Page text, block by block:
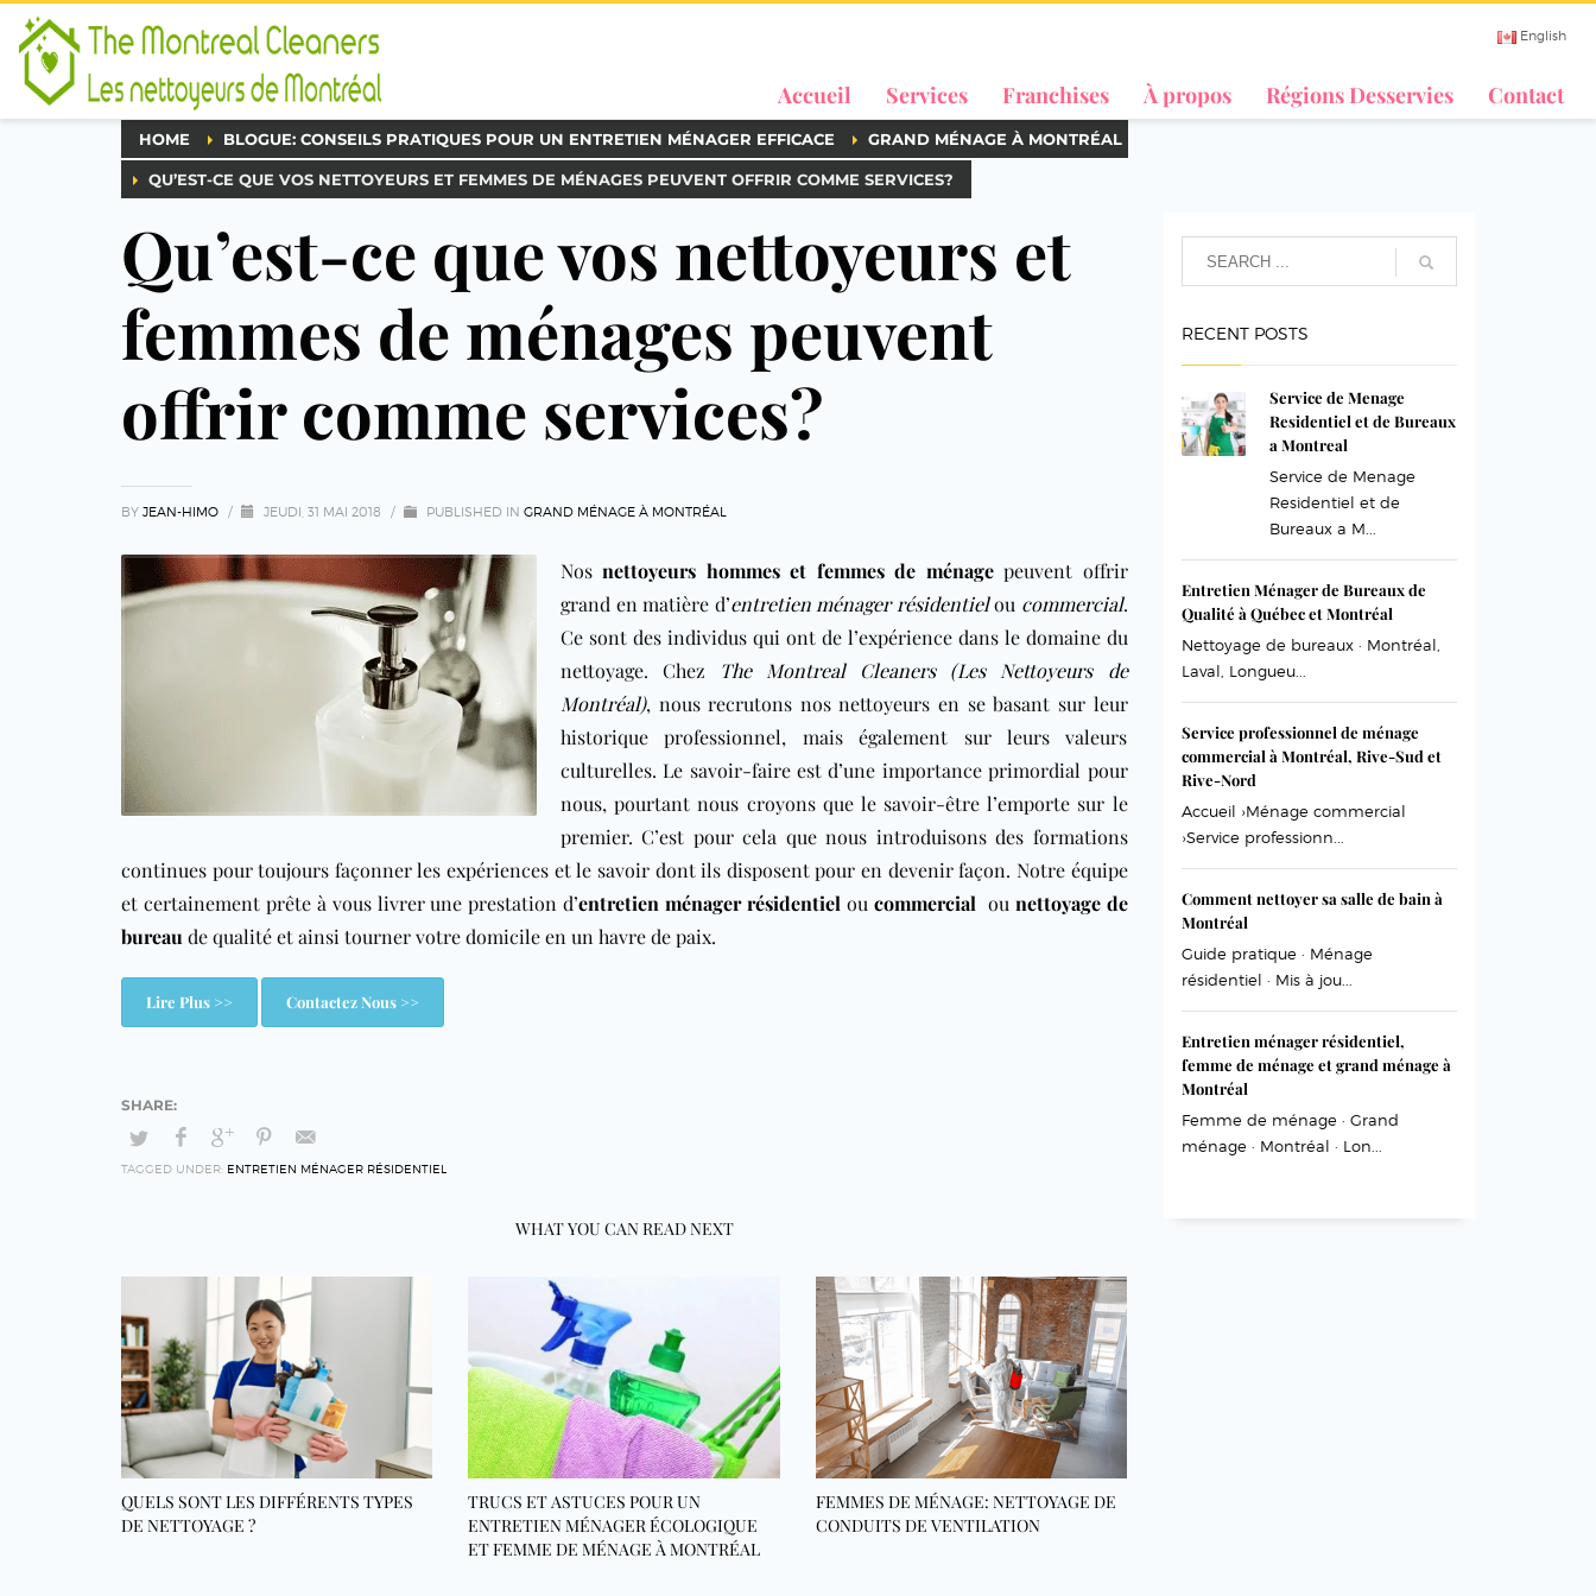
English
Accueil Services Franchises À propos Régions Desservies Contact
HOME BLOGUE: CONSEILS PRATIQUES POUR UN ENTRETIEN MÉNAGER EFFICACE GRAND MÉNAGE À MONTRÉAL
QU’EST-CE QUE VOS NETTOYEURS ET FEMMES DE MÉNAGES PEUVENT OFFRIR COMME SERVICES?
Qu’est-ce que vos nettoyeurs et
femmes de ménages peuvent
offrir comme services?
BY JEAN-HIMO / JEUDI, 31 MAI 2018 / PUBLISHED IN GRAND MÉNAGE À MONTRÉAL
Nosnettoyeurs hommes et femmes de ménagepeuvent offrir
grand en matière d’entretien ménager résidentielou commercial.
Ce sont des individus qui ont de l’expérience dans le domaine du
nettoyage. Chez The Montreal Cleaners (Les Nettoyeurs de
Montréal), nous recrutons nos nettoyeurs en se basant sur leur
historique professionnel, mais également sur leurs valeurs
culturelles. Le savoir-faire est d’une importance primordial pour
nous, pourtant nous croyons que le savoir-être l’emporte sur le
premier. C’est pour cela que nous introduisons des formations
continues pour toujours façonner les expériences et le savoir dont ils disposent pour en devenir façon. Notre équipe
et certainement prête à vous livrer une prestation d’entretien ménager résidentiel ou commercial ou nettoyage de
bureau de qualité et ainsi tourner votre domicile en un havre de paix.
Lire Plus >> Contactez Nous >>
TAGGED UNDER: ENTRETIEN MÉNAGER RÉSIDENTIEL
WHAT YOU CAN READ NEXT
QUELS SONT LES DIFFÉRENTS TYPES
DE NETTOYAGE ?
TRUCS ET ASTUCES POUR UN
ENTRETIEN MÉNAGER ÉCOLOGIQUE
ET FEMME DE MÉNAGE À MONTRÉAL
FEMMES DE MÉNAGE: NETTOYAGE DE
CONDUITS DE VENTILATION
RECENT POSTS
Service de Menage
Residentiel et de Bureaux
a Montreal
Service de Menage
Residentiel et de
Bureaux a M...
Entretien Ménager de Bureaux de
Qualité à Québec et Montréal
Nettoyage de bureaux · Montréal,
Laval, Longueu...
Service professionnel de ménage
commercial à Montréal, Rive-Sud et
Rive-Nord
Accueil ›Ménage commercial
›Service professionn...
Comment nettoyer sa salle de bain à
Montréal
Guide pratique · Ménage
résidentiel · Mis à jou...
Entretien ménager résidentiel,
femme de ménage et grand ménage à
Montréal
Femme de ménage · Grand
ménage · Montréal · Lon...